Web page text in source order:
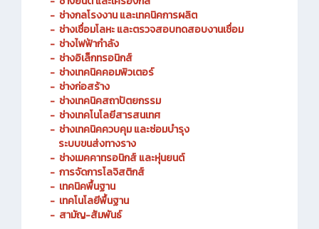
- ช่างยนต์ และเครื่องกล
- ช่างกลโรงงาน และเทคนิคการผลิต
- ช่างเชื่อมโลหะ และตรวจสอบทดสอบงานเชื่อม
- ช่างไฟฟ้ากำลัง
- ช่างอิเล็กทรอนิกส์
- ช่างเทคนิคคอมพิวเตอร์
- ช่างก่อสร้าง
- ช่างเทคนิคสถาปัตยกรรม
- ช่างเทคโนโลยีสารสนเทศ
ช่างเทคนิคควบคุม และซ่อมบำรุง
ระบบขนส่งทางราง
- ช่างเมคคาทรอนิกส์ และหุ่นยนต์
- การจัดการโลจิสติกส์
- เทคนิคพื้นฐาน
- เทคโนโลยีพื้นฐาน